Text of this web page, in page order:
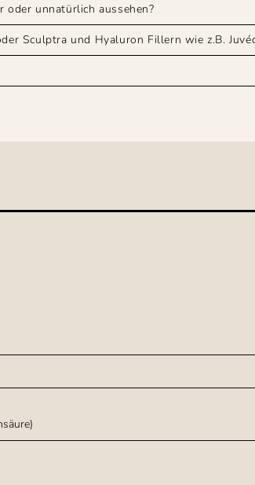
oder unnatürlich aussehen?
Sculptra und Hyaluron Fillern wie z.B.